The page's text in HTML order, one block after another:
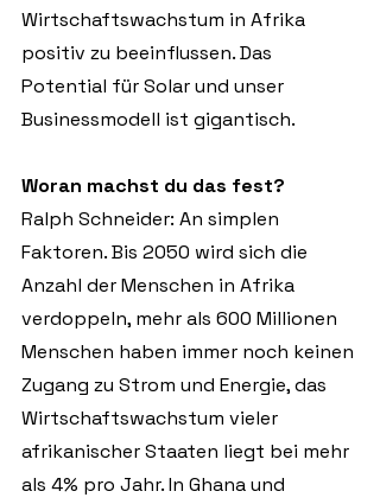
Wirtschaftswachstum in Afrika
positiv zu beeinflussen. Das
Potential für Solar und unser
Businessmodell ist gigantisch.
Woran machst du das fest?
Ralph Schneider: An simplen
Faktoren. Bis 2050 wird sich die
Anzahl der Menschen in Afrika
verdoppeln, mehr als 600 Millionen
Menschen haben immer noch keinen
Zugang zu Strom und Energie, das
Wirtschaftswachstum vieler
afrikanischer Staaten liegt bei mehr
als 4% pro Jahr. In Ghana und